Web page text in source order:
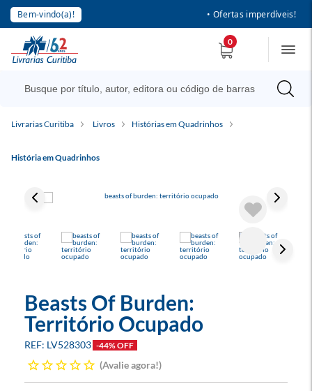
Bem-vindo(a)! • Ofertas imperdíveis!
0
Livrarias Curitiba Livros Histórias em Quadrinhos
História em Quadrinhos
Beasts Of Burden:
Território Ocupado
LV528303 -44% OFF
Avalie agora!